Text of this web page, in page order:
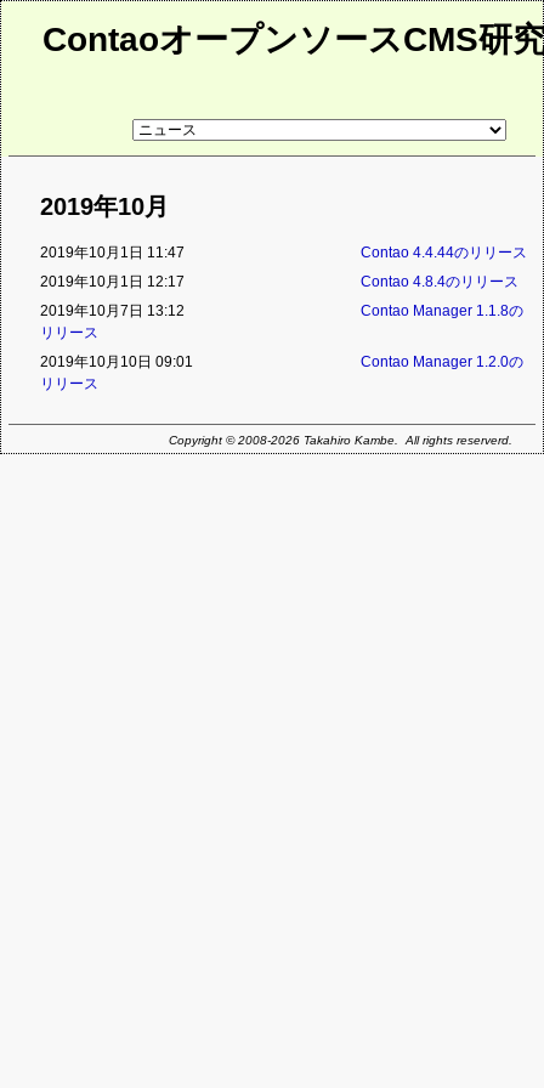
ContaoオープンソースCMS研
リ
ペ
ー
2019年10月
2019年10月1日 11:47
Contao 4.4.44のリリース
2019年10月1日 12:17
Contao 4.8.4のリリース
2019年10月7日 13:12
Contao Manager 1.1.8の
リリース
2019年10月10日 09:01
Contao Manager 1.2.0の
リリース
Copyright © 2008-2026 Takahiro Kambe. All rights reserverd.